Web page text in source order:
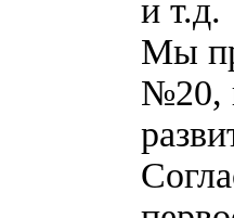
и т.д.
Мы
№20,